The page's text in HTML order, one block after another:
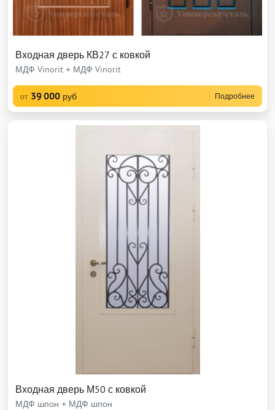
Входная дверь КВ27 с ковкой
МДФ Vinorit + МДФ Vinorit
от 39 000 руб Подробнее
Входная дверь М50 с ковкой
МДФ шпон + МДФ шпон